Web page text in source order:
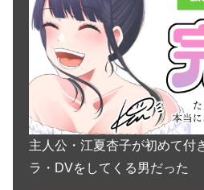
主人公・江夏杏子が初めて付
ラ・DVをしてくる男だった